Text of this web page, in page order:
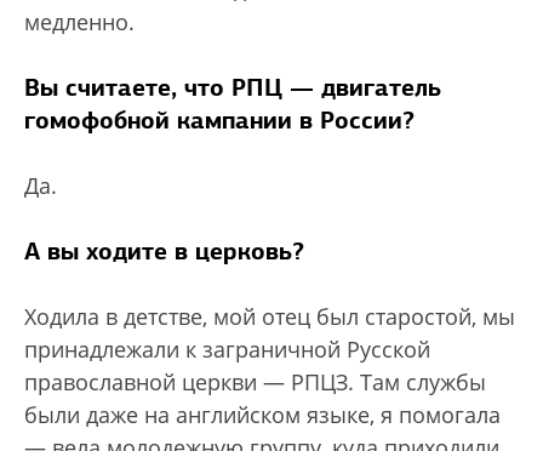
медленно.
Вы считаете, что РПЦ — двигатель
гомофобной кампании в России?
Да.
А вы ходите в церковь?
Ходила в детстве, мой отец был старостой, мы
принадлежали к заграничной Русской
православной церкви — РПЦЗ. Там службы
были даже на английском языке, я помогала